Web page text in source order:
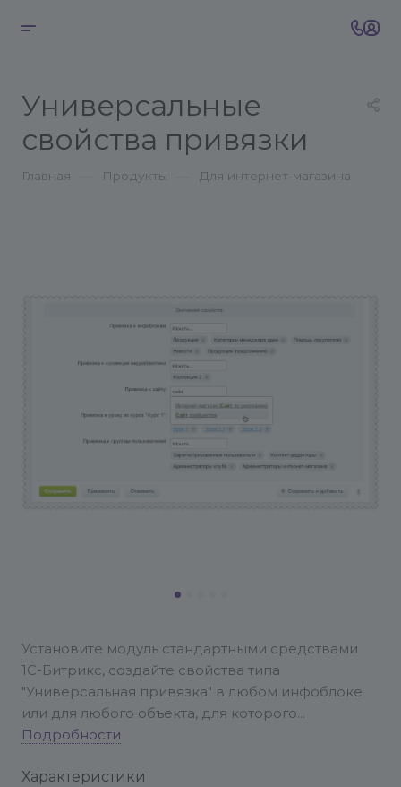
Универсальные
свойства привязки
Главная Продукты Для интернет-магазина
Установите модуль стандартными средствами
1С-Битрикс, создайте свойства типа
"Универсальная привязка" в любом инфоблоке
или для любого объекта, для которого
существует возможность создания
сообщения блогов и т.д.), либо используйте
Подробности
Характеристики